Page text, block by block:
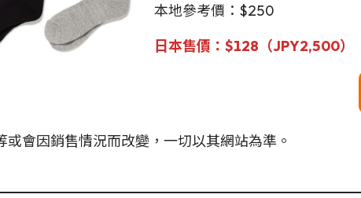
本地參考價：$250
日本售價：$128（JPY2,500）
或會因銷售情況而改變，一切以其網站為準。